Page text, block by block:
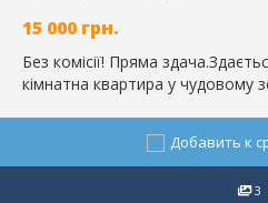
15 000 грн.
Без комісії! Пряма
кімнатна квартира у чудовому
Добавить к
3